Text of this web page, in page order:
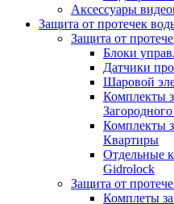
Аксессуары
Защита от протечек
Защита от
Блоки
Датчики
Шаровой
Комплекты
Комплекты
Квартиры
Отдельные
Gidrolock
Защита от
Комплеты